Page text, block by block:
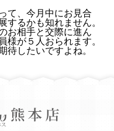
て、今月中にお見合
するかも知れません。
お相手と交際に進ん
様が５人おられます。
待したいですよね。